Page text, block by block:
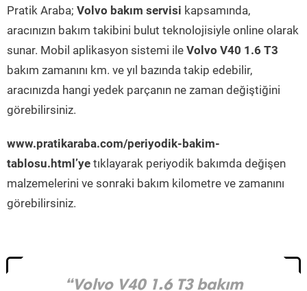
Pratik Araba; Volvo bakım servisi kapsamında,
aracınızın bakım takibini bulut teknolojisiyle online olarak
sunar. Mobil aplikasyon sistemi ile Volvo V40 1.6 T3
bakım zamanını km. ve yıl bazında takip edebilir,
aracınızda hangi yedek parçanın ne zaman değiştiğini
görebilirsiniz.
www.pratikaraba.com/periyodik-bakim-
tablosu.html’ye tıklayarak periyodik bakımda değişen
malzemelerini ve sonraki bakım kilometre ve zamanını
görebilirsiniz.
“Volvo V40 1.6 T3 bakım